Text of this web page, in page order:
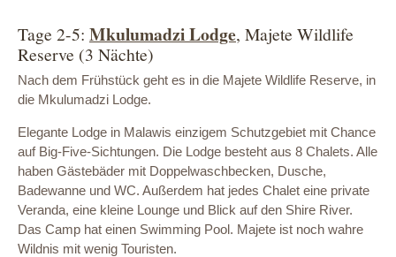
Tage 2-5: Mkulumadzi Lodge, Majete Wildlife
Reserve (3 Nächte)
Nach dem Frühstück geht es in die Majete Wildlife Reserve, in
die Mkulumadzi Lodge.
Elegante Lodge in Malawis einzigem Schutzgebiet mit Chance
auf Big-Five-Sichtungen. Die Lodge besteht aus 8 Chalets. Alle
haben Gästebäder mit Doppelwaschbecken, Dusche,
Badewanne und WC. Außerdem hat jedes Chalet eine private
Veranda, eine kleine Lounge und Blick auf den Shire River.
Das Camp hat einen Swimming Pool. Majete ist noch wahre
Wildnis mit wenig Touristen.